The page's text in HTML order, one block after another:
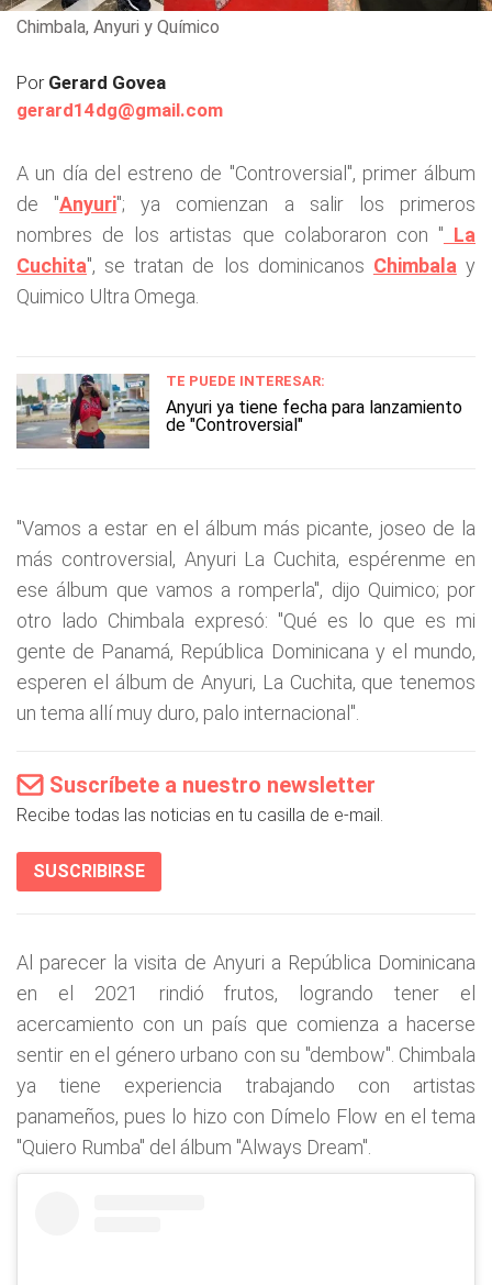
Chimbala, Anyuri y Químico
Por Gerard Govea
gerard14dg@gmail.com
A un día del estreno de "Controversial", primer álbum
de "Anyuri"; ya comienzan a salir los primeros
nombres de los artistas que colaboraron con " La
Cuchita", se tratan de los dominicanos Chimbala y
Quimico Ultra Omega.
TE PUEDE INTERESAR:
Anyuri ya tiene fecha para lanzamiento
de "Controversial"
"Vamos a estar en el álbum más picante, joseo de la
más controversial, Anyuri La Cuchita, espérenme en
ese álbum que vamos a romperla", dijo Quimico; por
otro lado Chimbala expresó: "Qué es lo que es mi
gente de Panamá, República Dominicana y el mundo,
esperen el álbum de Anyuri, La Cuchita, que tenemos
un tema allí muy duro, palo internacional".
Suscríbete a nuestro newsletter
Recibe todas las noticias en tu casilla de e-mail.
SUSCRIBIRSE
Al parecer la visita de Anyuri a República Dominicana
en el 2021 rindió frutos, logrando tener el
acercamiento con un país que comienza a hacerse
sentir en el género urbano con su "dembow". Chimbala
ya tiene experiencia trabajando con artistas
panameños, pues lo hizo con Dímelo Flow en el tema
"Quiero Rumba" del álbum "Always Dream".